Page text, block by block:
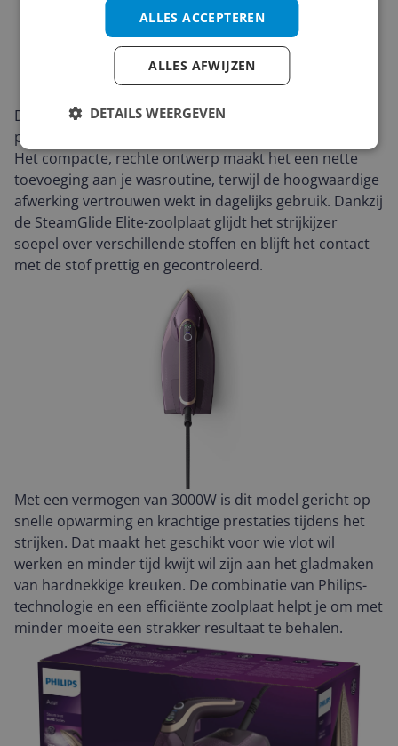
De Philips DST8040/30 is een stijlvol stoomstrijkijzer in
paars dat direct opvalt door zijn moderne uitstraling.
Het compacte, rechte ontwerp maakt het een nette
toevoeging aan je wasroutine, terwijl de hoogwaardige
afwerking vertrouwen wekt in dagelijks gebruik. Dankzij
de SteamGlide Elite-zoolplaat glijdt het strijkijzer
soepel over verschillende stoffen en blijft het contact
met de stof prettig en gecontroleerd.
Met een vermogen van 3000W is dit model gericht op
snelle opwarming en krachtige prestaties tijdens het
strijken. Dat maakt het geschikt voor wie vlot wil
werken en minder tijd kwijt wil zijn aan het gladmaken
van hardnekkige kreuken. De combinatie van Philips-
technologie en een efficiënte zoolplaat helpt je om met
minder moeite een strakker resultaat te behalen.
ALLES ACCEPTEREN
ALLES AFWIJZEN
DETAILS WEERGEVEN